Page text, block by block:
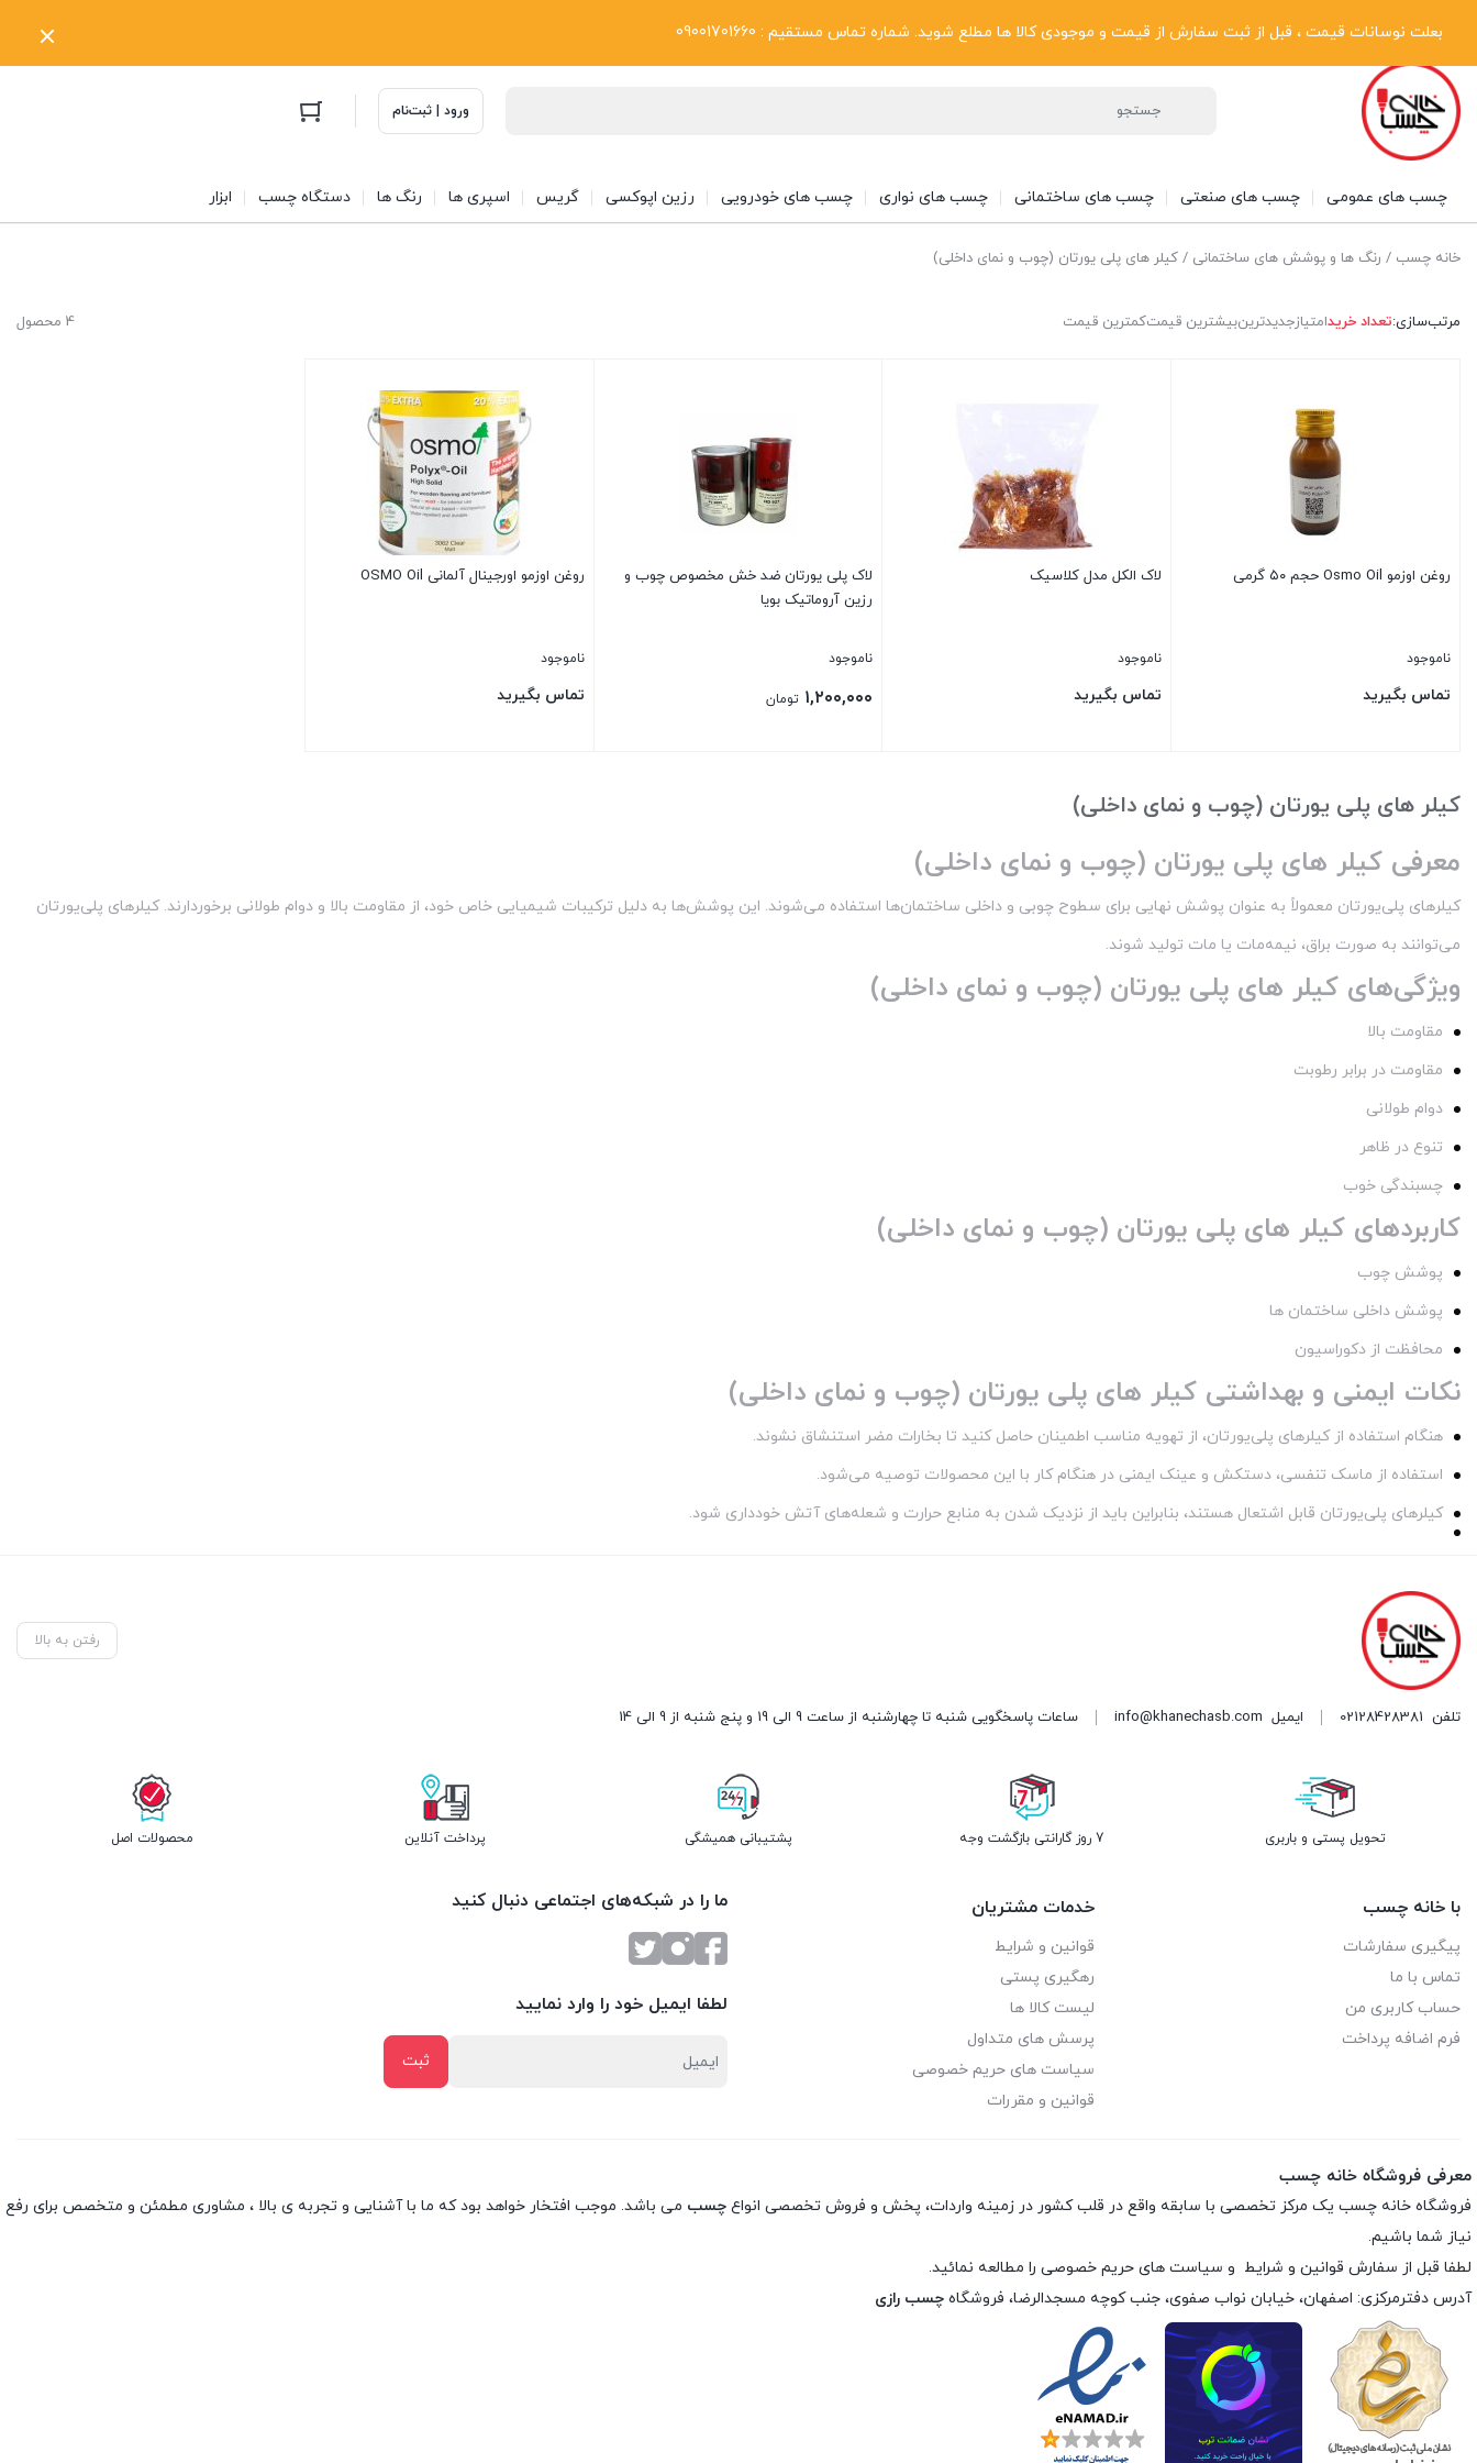
بعلت نوسانات قیمت ، قبل از ثبت سفارش از قیمت و موجودی کالا ها مطلع شوید. شماره تماس مستقیم : 09001701660
پیگیری سفارشات دریافت فاکتور رسمی تماس با ما درباره ما بلاگ
ورود | ثبت‌نام
چسب های عمومی چسب های صنعتی چسب های ساختمانی چسب های نواری چسب های خودرویی رزین اپوکسی گریس اسپری ها رنگ ها دستگاه چسب ابزار
خانه چسب / رنگ ها و پوشش های ساختمانی / کیلر های پلی یورتان (چوب و نمای داخلی)
4 محصول مرتب‌سازی:تعداد خریدامتیازجدیدترینبیشترین قیمتکمترین قیمت
روغن اوزمو Osmo Oil حجم ۵۰ گرمی
ناموجود
تماس بگیرید
لاک الکل مدل کلاسیک
ناموجود
تماس بگیرید
لاک پلی یورتان ضد خش مخصوص چوب و
رزین آروماتیک بویا
ناموجود
۱,۲۰۰,۰۰۰ تومان
روغن اوزمو اورجینال آلمانی OSMO Oil
ناموجود
تماس بگیرید
کیلر های پلی یورتان (چوب و نمای داخلی)
معرفی کیلر های پلی یورتان (چوب و نمای داخلی)
کیلرهای پلی‌یورتان معمولاً به عنوان پوشش نهایی برای سطوح چوبی و داخلی ساختمان‌ها استفاده می‌شوند. این پوشش‌ها به دلیل ترکیبات شیمیایی خاص خود، از مقاومت بالا و دوام طولانی برخوردارند. کیلرهای پلی‌یورتان
می‌توانند به صورت براق، نیمه‌مات یا مات تولید شوند.
ویژگی‌های کیلر های پلی یورتان (چوب و نمای داخلی)
مقاومت بالا
مقاومت در برابر رطوبت
دوام طولانی
تنوع در ظاهر
چسبندگی خوب
کاربردهای کیلر های پلی یورتان (چوب و نمای داخلی)
پوشش چوب
پوشش داخلی ساختمان ها
محافظت از دکوراسیون
نکات ایمنی و بهداشتی کیلر های پلی یورتان (چوب و نمای داخلی)
هنگام استفاده از کیلرهای پلی‌یورتان، از تهویه مناسب اطمینان حاصل کنید تا بخارات مضر استنشاق نشوند.
استفاده از ماسک تنفسی، دستکش و عینک ایمنی در هنگام کار با این محصولات توصیه می‌شود.
کیلرهای پلی‌یورتان قابل اشتعال هستند، بنابراین باید از نزدیک شدن به منابع حرارت و شعله‌های آتش خودداری شود.
رفتن به بالا
تلفن 02128428381 ایمیل info@khanechasb.com ساعات پاسخگویی شنبه تا چهارشنبه از ساعت 9 الی 19 و پنج شنبه از 9 الی 14
تحویل پستی و باربری 7 روز گارانتی بازگشت وجه پشتیبانی همیشگی پرداخت آنلاین محصولات اصل
با خانه چسب
پیگیری سفارشات
تماس با ما
حساب کاربری من
فرم اضافه پرداخت
خدمات مشتریان
قوانین و شرایط
رهگیری پستی
لیست کالا ها
پرسش های متداول
سیاست های حریم خصوصی
قوانین و مقررات
ما را در شبکه‌های اجتماعی دنبال کنید
لطفا ایمیل خود را وارد نمایید
معرفی فروشگاه خانه چسب
فروشگاه خانه چسب یک مرکز تخصصی با سابقه واقع در قلب کشور در زمینه واردات، پخش و فروش تخصصی انواع چسب می باشد. موجب افتخار خواهد بود که ما با آشنایی و تجربه ی بالا ، مشاوری مطمئن و متخصص برای رفع
نیاز شما باشیم.
لطفا قبل از سفارش قوانین و شرایط و سیاست های حریم خصوصی را مطالعه نمائید.
آدرس دفترمرکزی: اصفهان، خیابان نواب صفوی، جنب کوچه مسجدالرضا، فروشگاه چسب رازی